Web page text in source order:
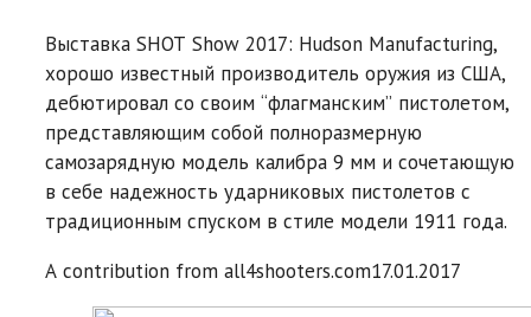
Выставка SHOT Show 2017: Hudson Manufacturing,
хорошо известный производитель оружия из США,
дебютировал со своим “флагманским” пистолетом,
представляющим собой полноразмерную
самозарядную модель калибра 9 мм и сочетающую
в себе надежность ударниковых пистолетов с
традиционным спуском в стиле модели 1911 года.
A contribution from all4shooters.com17.01.2017